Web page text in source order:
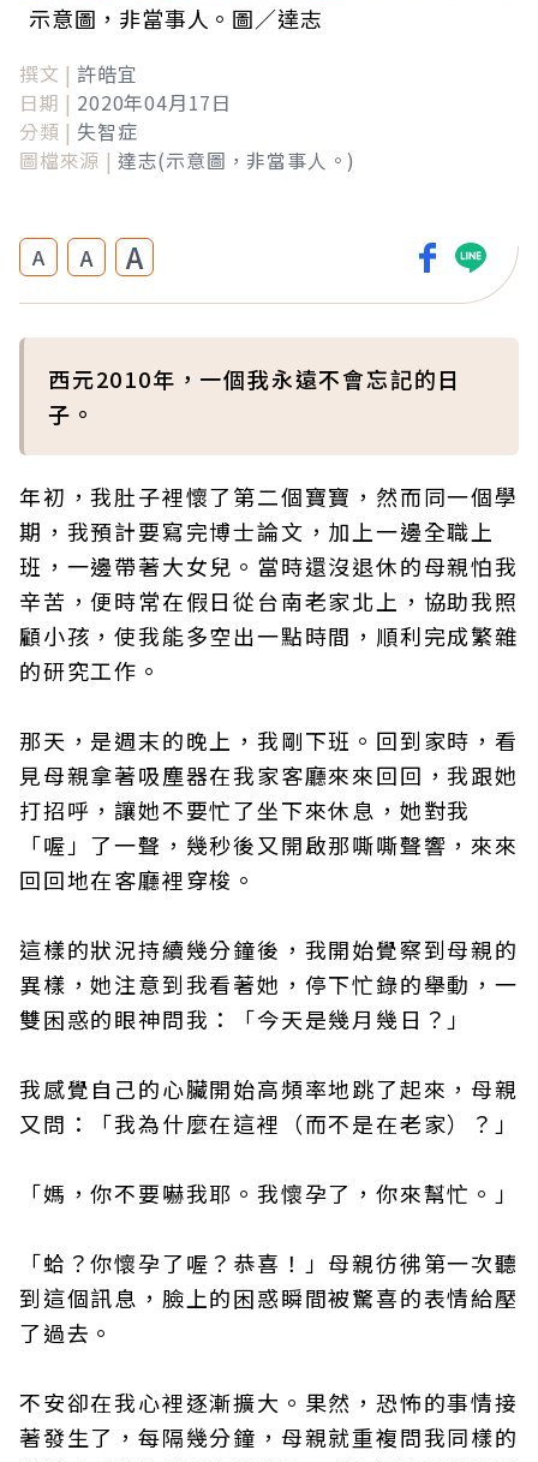
示意圖，非當事人。圖／達志
撰文 | 許皓宜
日期 | 2020年04月17日
分類 | 失智症
圖檔來源 | 達志(示意圖，非當事人。)
A A A
西元2010年，一個我永遠不會忘記的日
子。
年初，我肚子裡懷了第二個寶寶，然而同一個學
期，我預計要寫完博士論文，加上一邊全職上
班，一邊帶著大女兒。當時還沒退休的母親怕我
辛苦，便時常在假日從台南老家北上，協助我照
顧小孩，使我能多空出一點時間，順利完成繁雜
的研究工作。
那天，是週末的晚上，我剛下班。回到家時，看
見母親拿著吸塵器在我家客廳來來回回，我跟她
打招呼，讓她不要忙了坐下來休息，她對我
「喔」了一聲，幾秒後又開啟那嘶嘶聲響，來來
回回地在客廳裡穿梭。
這樣的狀況持續幾分鐘後，我開始覺察到母親的
異樣，她注意到我看著她，停下忙錄的舉動，一
雙困惑的眼神問我：「今天是幾月幾日？」
我感覺自己的心臟開始高頻率地跳了起來，母親
又問：「我為什麼在這裡（而不是在老家）？」
「媽，你不要嚇我耶。我懷孕了，你來幫忙。」
「蛤？你懷孕了喔？恭喜！」母親彷彿第一次聽
到這個訊息，臉上的困惑瞬間被驚喜的表情給壓
了過去。
不安卻在我心裡逐漸擴大。果然，恐怖的事情接
著發生了，每隔幾分鐘，母親就重複問我同樣的